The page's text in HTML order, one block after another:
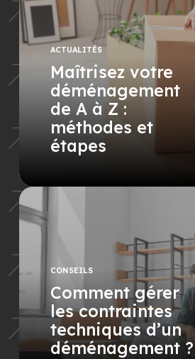
ACTUALITÉS
Maîtrisez votre
déménagement
de A à Z :
méthodes et
étapes
CONSEILS
Comment gérer
les contraintes
techniques d’un
déménagement ?